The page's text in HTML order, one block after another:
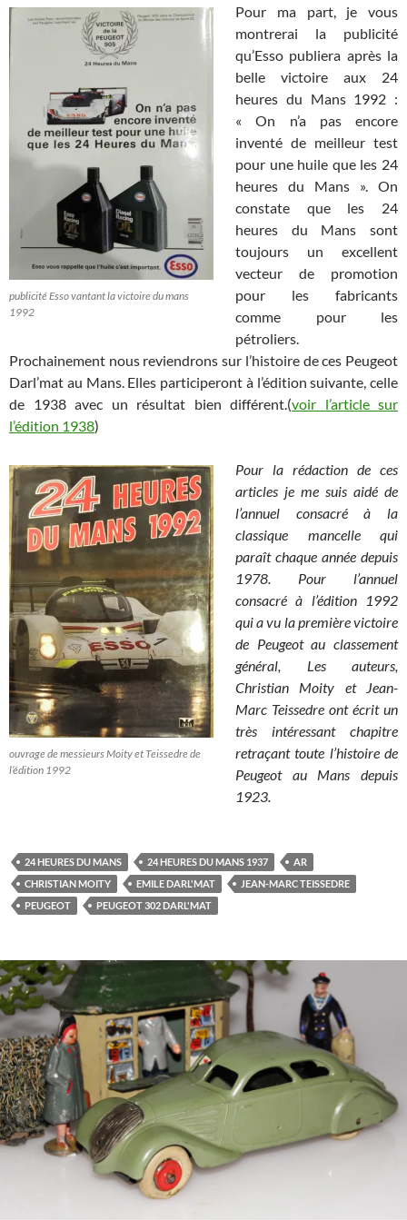
publicité Esso vantant la victoire du mans
1992
Pour ma part, je vous
montrerai la publicité
qu’Esso publiera après la
belle victoire aux 24
heures du Mans 1992 :
« On n’a pas encore
inventé de meilleur test
pour une huile que les 24
heures du Mans ». On
constate que les 24
heures du Mans sont
toujours un excellent
vecteur de promotion
pour les fabricants
comme pour les
pétroliers.
Prochainement nous reviendrons sur l’histoire de ces Peugeot
Darl’mat au Mans. Elles participeront à l’édition suivante, celle
de 1938 avec un résultat bien différent.(voir l’article sur
l’édition 1938)
ouvrage de messieurs Moity et Teissedre de
l’édition 1992
Pour la rédaction de ces
articles je me suis aidé de
l’annuel consacré à la
classique mancelle qui
paraît chaque année depuis
1978. Pour l’annuel
consacré à l’édition 1992
qui a vu la première victoire
de Peugeot au classement
général, Les auteurs,
Christian Moity et Jean-
Marc Teissedre ont écrit un
très intéressant chapitre
retraçant toute l’histoire de
Peugeot au Mans depuis
1923.
24 HEURES DU MANS 24 HEURES DU MANS 1937
AR
CHRISTIAN MOITY
EMILE DARL'MAT
JEAN-MARC TEISSEDRE
PEUGEOT
PEUGEOT 302 DARL'MAT